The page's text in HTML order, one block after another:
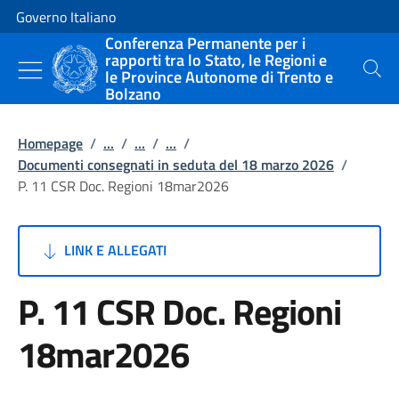
Vai al contenuto
Vai alla navigazione del sito
Governo Italiano
Conferenza Permanente per i
rapporti tra lo Stato, le Regioni e
le Province Autonome di Trento e
Bolzano
Cerca
Homepage / ... / ... / ... /
Documenti consegnati in seduta del 18 marzo 2026 /
P. 11 CSR Doc. Regioni 18mar2026
LINK E ALLEGATI
P. 11 CSR Doc. Regioni
18mar2026